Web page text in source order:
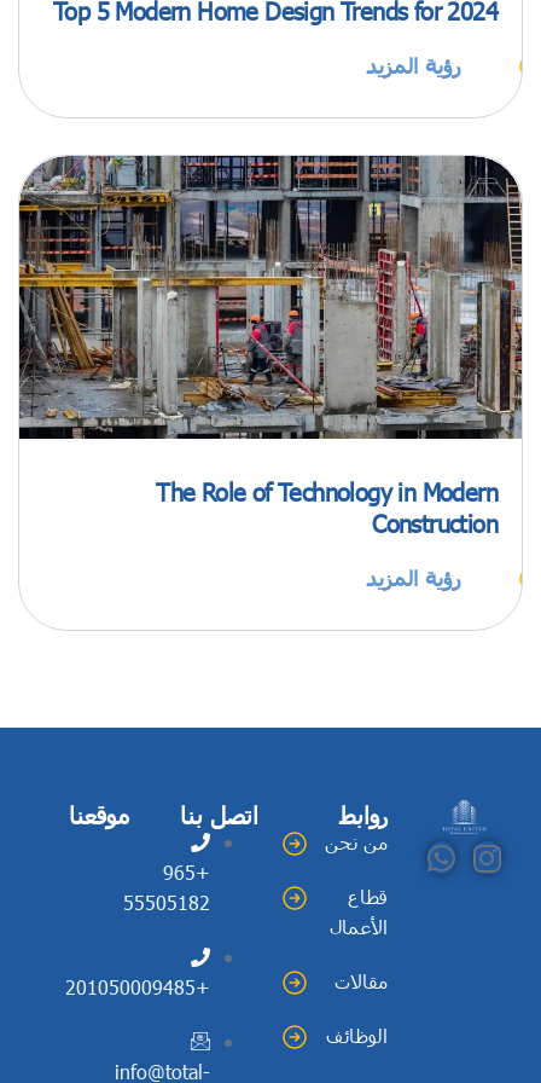
Top 5 Modern Home Design Trends for 2024
رؤية المزيد
The Role of Technology in Modern
Construction
رؤية المزيد
روابط
من نحن
قطاع
الأعمال
مقالات
الوظائف
اتصل بنا
+965
55505182
+201050009485
info@total-
موقعنا